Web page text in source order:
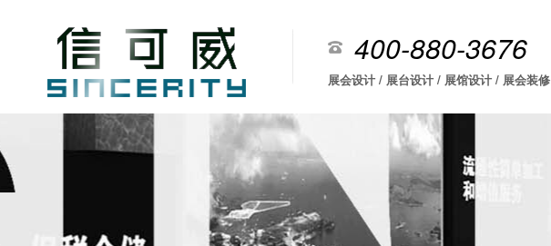
400-880-3676
展会设计 / 展台设计 / 展馆设计 / 展会装修